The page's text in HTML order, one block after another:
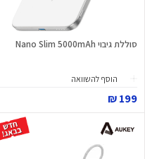
סוללת גיבוי Nano Slim 5000mAh
הוסף להשוואה
199 ₪